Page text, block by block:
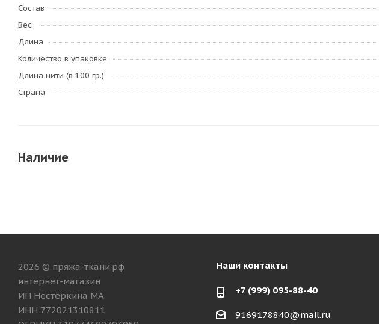
Состав
Вес
Длина
Количество в упаковке
Длина нити (в 100 гр.)
Страна
Наличие
2026 © пряжа-ткани.рф
интернет-магазин
ИП Нестёркина МА
ИНН 772021310811
Наши контакты
+7 (999) 095-88-40
9169178840@mail.ru